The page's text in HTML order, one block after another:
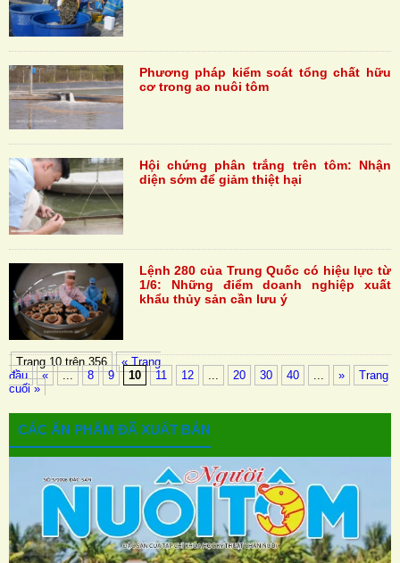
Phương pháp kiểm soát tổng chất hữu
cơ trong ao nuôi tôm
Hội chứng phân trắng trên tôm: Nhận
diện sớm để giảm thiệt hại
Lệnh 280 của Trung Quốc có hiệu lực từ
1/6: Những điểm doanh nghiệp xuất
khẩu thủy sản cần lưu ý
Trang 10 trên 356
« Trang
đầu
« ... 8 9 10 11 12 20 30 40 »
Trang
cuối »
CÁC ẤN PHẨM ĐÃ XUẤT BẢN